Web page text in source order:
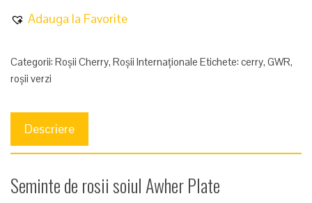
PlateAdauga la Favorite
Categorii: Roșii Cherry, Roșii Internaționale Etichete: cerry, GWR,
roșii verzi
Descriere
Seminte de rosii soiul Awher Plate